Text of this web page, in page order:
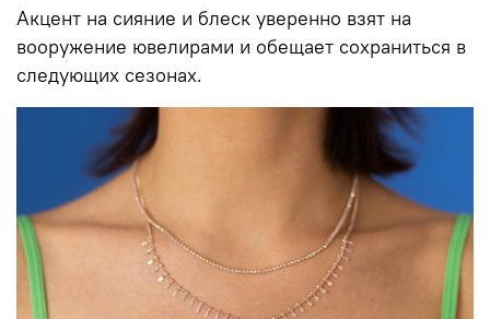
Акцент на сияние и блеск уверенно взят на
вооружение ювелирами и обещает сохраниться в
следующих сезонах.